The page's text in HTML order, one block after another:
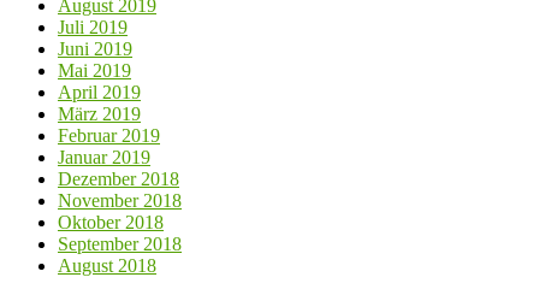
August 2019
Juli 2019
Juni 2019
Mai 2019
April 2019
März 2019
Februar 2019
Januar 2019
Dezember 2018
November 2018
Oktober 2018
September 2018
August 2018